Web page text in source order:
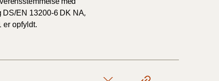
DS/EN 13200-6 DK NA,
er opfyldt.